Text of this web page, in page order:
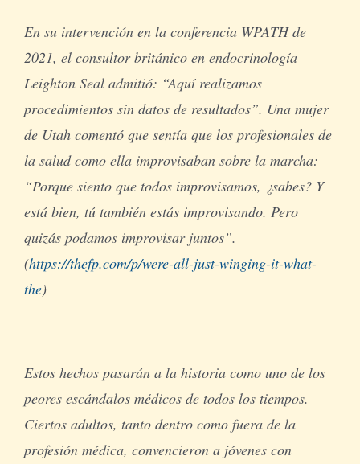
En su intervención en la conferencia WPATH de
2021, el consultor británico en endocrinología
Leighton Seal admitió: “Aquí realizamos
procedimientos sin datos de resultados”. Una mujer
de Utah comentó que sentía que los profesionales de
la salud como ella improvisaban sobre la marcha:
“Porque siento que todos improvisamos, ¿sabes? Y
está bien, tú también estás improvisando. Pero
quizás podamos improvisar juntos”.
(https://thefp.com/p/were-all-just-winging-it-what-
the)
Estos hechos pasarán a la historia como uno de los
peores escándalos médicos de todos los tiempos.
Ciertos adultos, tanto dentro como fuera de la
profesión médica, convencieron a jóvenes con